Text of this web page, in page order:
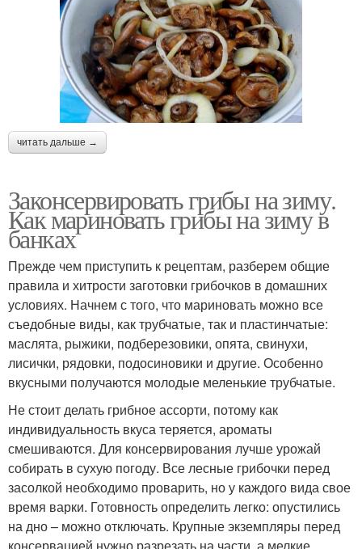
читать дальше →
Законсервировать грибы на зиму.
Как мариновать грибы на зиму в
банках
Прежде чем приступить к рецептам, разберем общие
правила и хитрости заготовки грибочков в домашних
условиях. Начнем с того, что мариновать можно все
съедобные виды, как трубчатые, так и пластинчатые:
маслята, рыжики, подберезовики, опята, свинухи,
лисички, рядовки, подосиновики и другие. Особенно
вкусными получаются молодые меленькие трубчатые.
Не стоит делать грибное ассорти, потому как
индивидуальность вкуса теряется, ароматы
смешиваются. Для консервирования лучше урожай
собирать в сухую погоду. Все лесные грибочки перед
засолкой необходимо проварить, но у каждого вида свое
время варки. Готовность определить легко: опустились
на дно – можно отключать. Крупные экземпляры перед
консервацией нужно разрезать на части, а мелкие